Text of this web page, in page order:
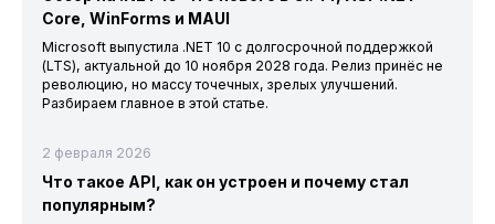
Core, WinForms и MAUI
Microsoft выпустила .NET 10 с долгосрочной поддержкой
(LTS), актуальной до 10 ноября 2028 года. Релиз принёс не
революцию, но массу точечных, зрелых улучшений.
Разбираем главное в этой статье.
2 февраля 2026
Что такое API, как он устроен и почему стал
популярным?